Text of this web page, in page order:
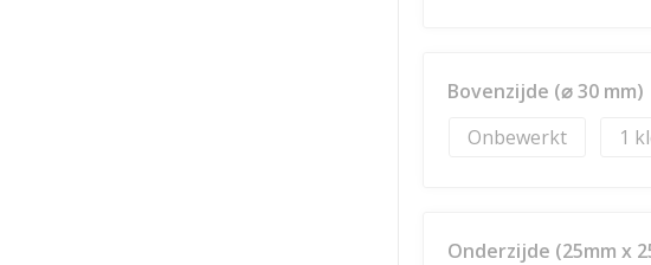
Bovenzijde (⌀ 30 mm)
Onbewerkt
1
Onderzijde (25mm x